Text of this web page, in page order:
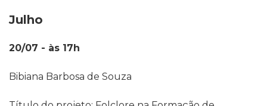
Julho
20/07 - às 17h
Bibiana Barbosa de Souza